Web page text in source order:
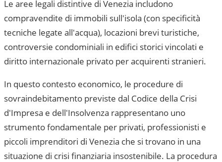
Le aree legali distintive di Venezia includono
compravendite di immobili sull'isola (con specificità
tecniche legate all'acqua), locazioni brevi turistiche,
controversie condominiali in edifici storici vincolati e
diritto internazionale privato per acquirenti stranieri.
In questo contesto economico, le procedure di
sovraindebitamento previste dal Codice della Crisi
d'Impresa e dell'Insolvenza rappresentano uno
strumento fondamentale per privati, professionisti e
piccoli imprenditori di Venezia che si trovano in una
situazione di crisi finanziaria insostenibile. La procedura